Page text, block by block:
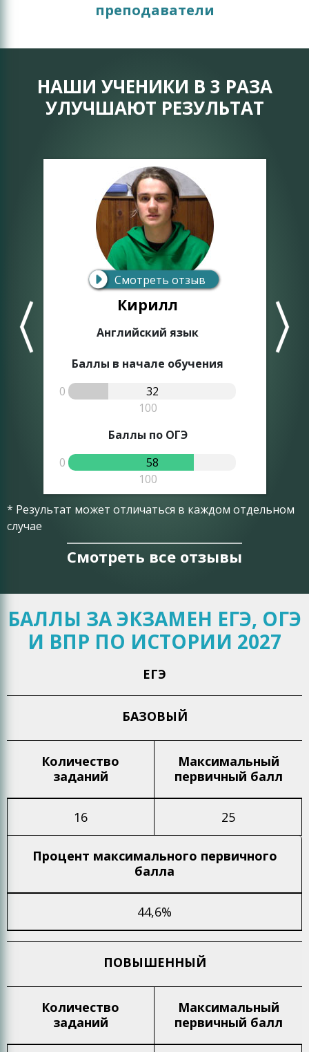
преподаватели
НАШИ УЧЕНИКИ В 3 РАЗА
УЛУЧШАЮТ РЕЗУЛЬТАТ
Смотреть отзыв
Кирилл
Английский язык
Баллы в начале обучения
0
32
100
Баллы по ОГЭ
0
58
100
* Результат может отличаться в каждом отдельном
случае
Смотреть все отзывы
БАЛЛЫ ЗА ЭКЗАМЕН ЕГЭ, ОГЭ
И ВПР ПО ИСТОРИИ 2027
ЕГЭ
БАЗОВЫЙ
Количество
заданий
Максимальный
первичный балл
16 25
Процент максимального первичного
балла
44,6%
ПОВЫШЕННЫЙ
Количество
заданий
Максимальный
первичный балл